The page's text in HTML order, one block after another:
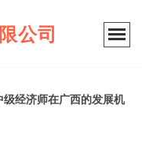
公司
级经济师在广西的发展机